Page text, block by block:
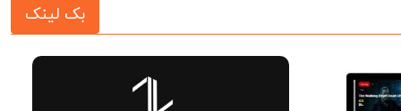
بک لینک